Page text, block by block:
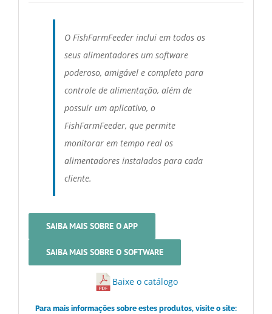
O FishFarmFeeder inclui em todos os
seus alimentadores um software
poderoso, amigável e completo para
controle de alimentação, além de
possuir um aplicativo, o
FishFarmFeeder, que permite
monitorar em tempo real os
alimentadores instalados para cada
cliente.
SAIBA MAIS SOBRE O APP
SAIBA MAIS SOBRE O SOFTWARE
Baixe o catálogo
Para mais informações sobre estes produtos, visite o site: